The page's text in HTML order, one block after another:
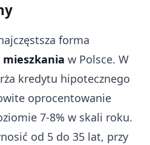
forma
w Polsce. W
kredytu hipotecznego
oprocentowanie
7-8% w skali roku.
od 5 do 35 lat, przy